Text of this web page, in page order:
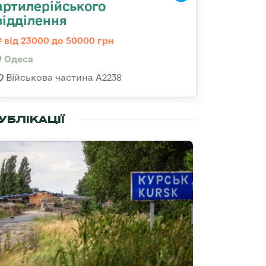
від 23000 до 50000 грн
Одеса
Військова частина А2238